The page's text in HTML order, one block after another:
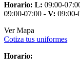
Horario: L: 09:00-
09:00-07:00 - V: 09:00-
Ver Mapa
Cotiza tus uniformes
Horario: